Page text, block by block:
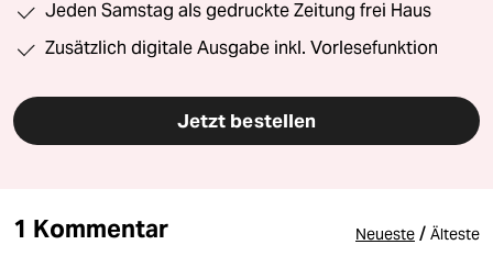
Jeden Samstag als gedruckte Zeitung frei Haus
Zusätzlich digitale Ausgabe inkl. Vorlesefunktion
Jetzt bestellen
1 Kommentar Neueste / Älteste